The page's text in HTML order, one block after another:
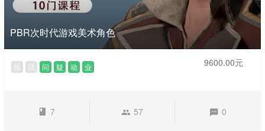
PBR次时代游戏美术角色
练 试 问 疑 动 业 9600.00元
7 57 0